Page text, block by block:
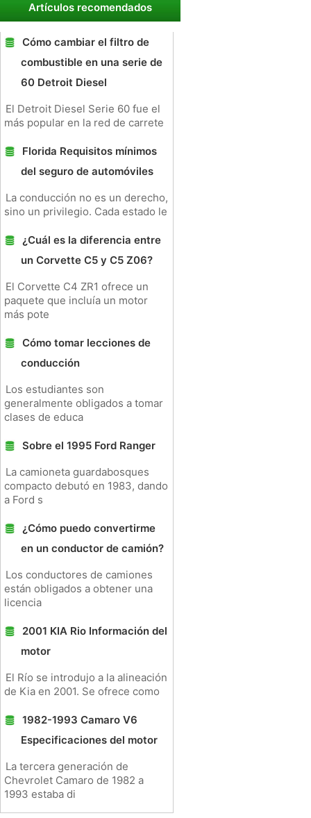
Artículos recomendados
Cómo cambiar el filtro de
combustible en una serie de
60 Detroit Diesel
El Detroit Diesel Serie 60 fue el
más popular en la red de carrete
Florida Requisitos mínimos
del seguro de automóviles
La conducción no es un derecho,
sino un privilegio. Cada estado le
¿Cuál es la diferencia entre
un Corvette C5 y C5 Z06?
El Corvette C4 ZR1 ofrece un
paquete que incluía un motor
más pote
Cómo tomar lecciones de
conducción
Los estudiantes son
generalmente obligados a tomar
clases de educa
Sobre el 1995 Ford Ranger
La camioneta guardabosques
compacto debutó en 1983, dando
a Ford s
¿Cómo puedo convertirme
en un conductor de camión?
Los conductores de camiones
están obligados a obtener una
licencia
2001 KIA Rio Información del
motor
El Río se introdujo a la alineación
de Kia en 2001. Se ofrece como
1982-1993 Camaro V6
Especificaciones del motor
La tercera generación de
Chevrolet Camaro de 1982 a
1993 estaba di